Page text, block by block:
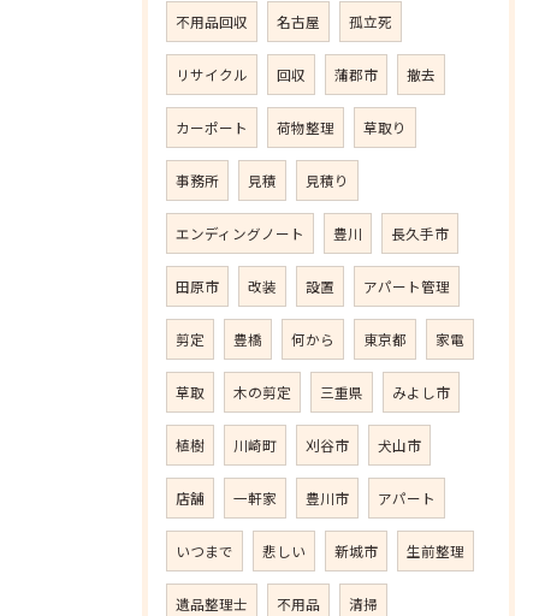
不用品回収 名古屋 孤立死
リサイクル 回収 蒲郡市 撤去
カーポート 荷物整理 草取り
事務所 見積 見積り
エンディングノート 豊川 長久手市
田原市 改装 設置 アパート管理
剪定 豊橋 何から 東京都 家電
草取 木の剪定 三重県 みよし市
植樹 川崎町 刈谷市 犬山市
店舗 一軒家 豊川市 アパート
いつまで 悲しい 新城市 生前整理
遺品整理士 不用品 清掃